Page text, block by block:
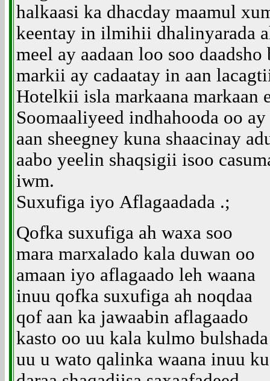
halkaasi ka dhacday maamul
keentay in ilmihii dhalinyarada
meel ay aadaan loo soo
markii ay cadaatay in aan
Hotelkii isla markaana markaan
Soomaaliyeed indhahooda oo
aan sheegney kuna shaacinay
aabo yeelin shaqsigii isoo
iwm.
Suxufiga iyo Aflagaadada .;
Qofka suxufiga ah waxa soo
mara marxalado kala duwan oo
amaan iyo aflagaado leh waana
inuu qofka suxufiga ah noqdaa
qof aan ka jawaabin aflagaado
kasto oo uu kala kulmo bulshada
uu u wato qalinka waana inuu ku